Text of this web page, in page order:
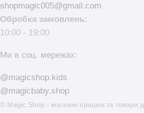
shopmagic005@gmail.com
Обробка замовлень:
10:00 - 19:00
Ми в соц. мережах:
@magicshop.kids
@magicbaby.shop
© Magic Shop - магазин іграшок та товари